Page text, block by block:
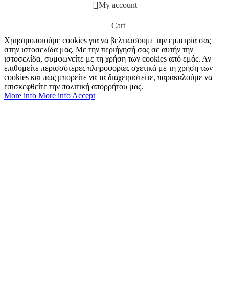
My account
Cart
Χρησιμοποιούμε cookies για να βελτιώσουμε την εμπειρία σας
στην ιστοσελίδα μας. Με την περιήγησή σας σε αυτήν την
ιστοσελίδα, συμφωνείτε με τη χρήση των cookies από εμάς. Αν
επιθυμείτε περισσότερες πληροφορίες σχετικά με τη χρήση των
cookies και πώς μπορείτε να τα διαχειριστείτε, παρακαλούμε να
επισκεφθείτε την πολιτική απορρήτου μας.
More info More info Accept